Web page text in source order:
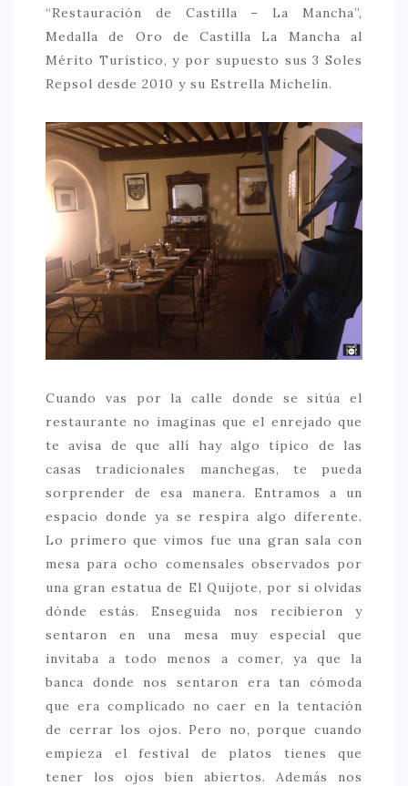
“Restauración de Castilla – La Mancha”,
Medalla de Oro de Castilla La Mancha al
Mérito Turístico, y por supuesto sus 3 Soles
Repsol desde 2010 y su Estrella Michelín.
Cuando vas por la calle donde se sitúa el
restaurante no imaginas que el enrejado que
te avisa de que allí hay algo típico de las
casas tradicionales manchegas, te pueda
sorprender de esa manera. Entramos a un
espacio donde ya se respira algo diferente.
Lo primero que vimos fue una gran sala con
mesa para ocho comensales observados por
una gran estatua de El Quijote, por si olvidas
dónde estás. Enseguida nos recibieron y
sentaron en una mesa muy especial que
invitaba a todo menos a comer, ya que la
banca donde nos sentaron era tan cómoda
que era complicado no caer en la tentación
de cerrar los ojos. Pero no, porque cuando
empieza el festival de platos tienes que
tener los ojos bien abiertos. Además nos